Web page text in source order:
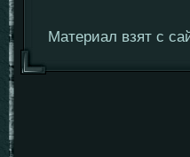
Материал взят с